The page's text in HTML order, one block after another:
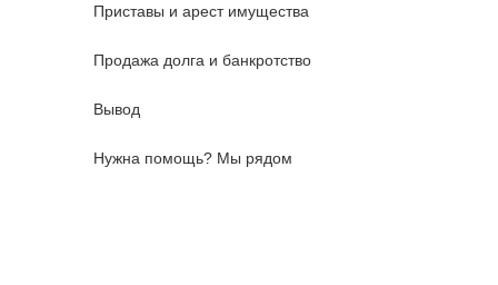
Приставы и арест имущества
Продажа долга и банкротство
Вывод
Нужна помощь? Мы рядом